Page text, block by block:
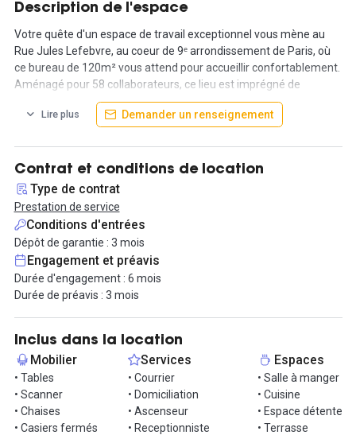
Description de l'espace
Votre quête d'un espace de travail exceptionnel vous mène au
Rue Jules Lefebvre, au coeur de 9ᵉ arrondissement de Paris, où
ce bureau de 120m² vous attend pour accueillir confortablement.
Aménagé pour 58 collaborateurs, ce lieu est imprégné de
l'élégance classique d'un immeuble parisien, offrant des sols en
marbre et des hauts plafonds, tout en créant une atmosphère
Outre les caractéristiques architecturales uniques, cet espace
comprend une gamme complète de services et d'équipements.
Du nettoyage régulier des bureaux, des salles de réunion, des
coins cuisine, et des espaces communs, au Wi-Fi haut débit, aux
imprimantes et photocopieuses, tout est pris en charge pour
garantir un environnement de travail productif. De plus, la
proximité des stations de métro et de RER offre un accès facile à
toutes les parties de Paris.
Un aspect unique de cet espace est sa flexibilité pour répondre à
divers besoins professionnels. Que vous ayez besoin de salles de
réunion, de cabines téléphoniques insonorisées, ou d'un espace
dédié aux événements pouvant accueillir jusqu'à 250 personnes,
cet espace s'adapte à vos besoins changeants !
Vous souhaitez visiter ? Contactez nous !
Lire plus Demander un renseignement
Contrat et conditions de location
Type de contrat
Prestation de service
Conditions d'entrées
Dépôt de garantie : 3 mois
Engagement et préavis
Durée d'engagement : 6 mois
Durée de préavis : 3 mois
Inclus dans la location
Mobilier
• Tables
• Scanner
• Chaises
• Casiers fermés
Services
• Courrier
• Domiciliation
• Ascenseur
• Receptionniste
Espaces
• Salle à manger
• Cuisine
• Espace détente
• Terrasse